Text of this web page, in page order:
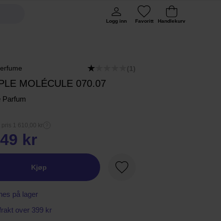
Logg inn Favoritt Handlekurv
(1)
MOLÉCULE 070.07
Parfum
pris 1 610,00 kr
kr
Kjøp
Favoritt
på lager
over 399 kr